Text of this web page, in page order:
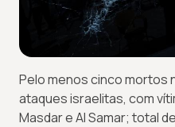
Pelo menos cinco mortos
ataques israelitas, com
Masdar e Al Samar; total